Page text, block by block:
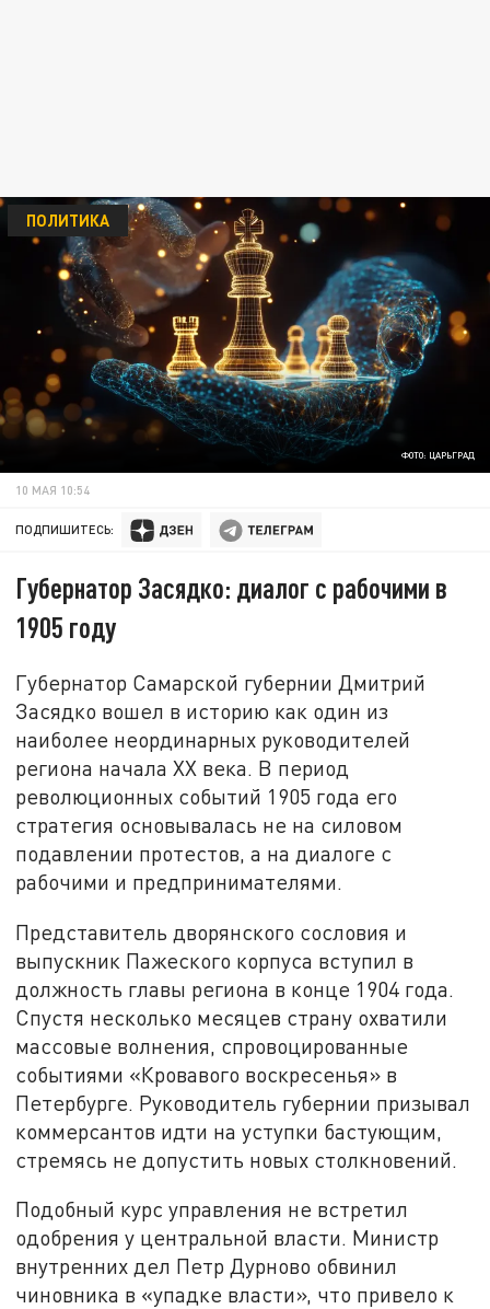
ФОТО: ЦАРЬГРАД
ПОЛИТИКА
10 МАЯ 10:54
ПОДПИШИТЕСЬ:
Губернатор Засядко: диалог с рабочими в
1905 году
Губернатор Самарской губернии Дмитрий
Засядко вошел в историю как один из
наиболее неординарных руководителей
региона начала XX века. В период
революционных событий 1905 года его
стратегия основывалась не на силовом
подавлении протестов, а на диалоге с
рабочими и предпринимателями.
Представитель дворянского сословия и
выпускник Пажеского корпуса вступил в
должность главы региона в конце 1904 года.
Спустя несколько месяцев страну охватили
массовые волнения, спровоцированные
событиями «Кровавого воскресенья» в
Петербурге. Руководитель губернии призывал
коммерсантов идти на уступки бастующим,
стремясь не допустить новых столкновений.
Подобный курс управления не встретил
одобрения у центральной власти. Министр
внутренних дел Петр Дурново обвинил
чиновника в «упадке власти», что привело к